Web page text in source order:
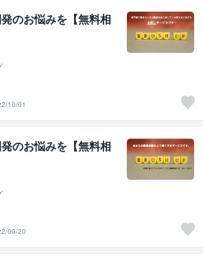
のお悩みを【無料相
10/01
のお悩みを【無料相
09/20